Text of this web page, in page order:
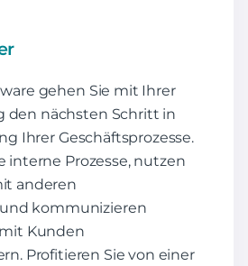
gehen Sie mit Ihrer
den nächsten Schritt in
Ihrer Geschäftsprozesse.
interne Prozesse, nutzen
anderen
kommunizieren
Kunden
Profitieren Sie von einer